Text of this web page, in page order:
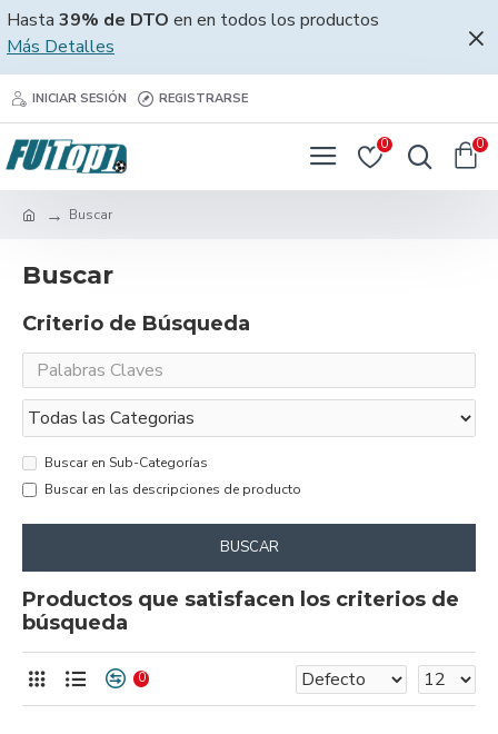
Hasta 39% de DTO en en todos los productos
Más Detalles
INICIAR SESIÓN REGISTRARSE
0 0
Buscar
Buscar
Criterio de Búsqueda
Buscar en Sub-Categorías
Buscar en las descripciones de producto
BUSCAR
Productos que satisfacen los criterios de
búsqueda
0